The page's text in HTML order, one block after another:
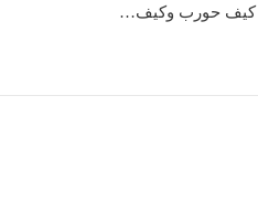
كيف حورب وكيف…